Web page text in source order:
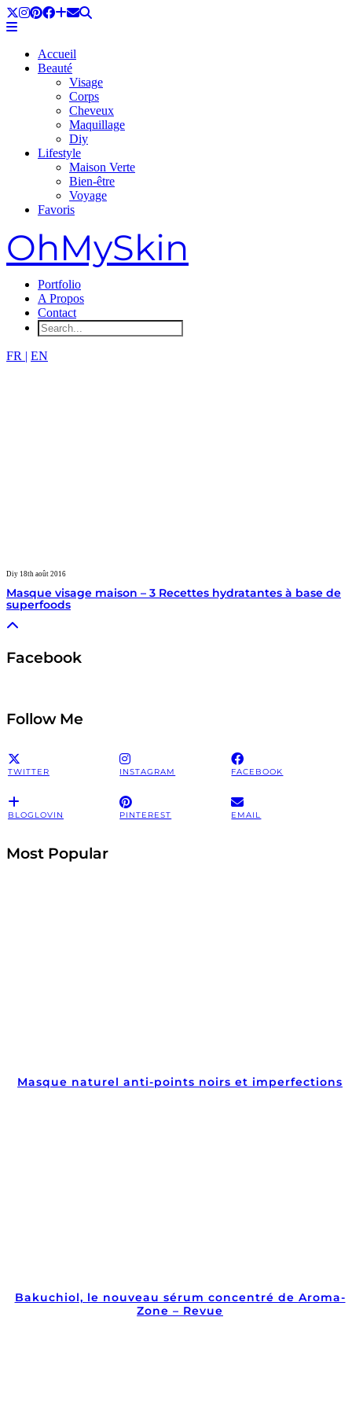
Accueil
Beauté
Visage
Corps
Cheveux
Maquillage
Diy
Lifestyle
Maison Verte
Bien-être
Voyage
Favoris
OhMySkin
Portfolio
A Propos
Contact
FR | EN
Diy 18th août 2016
Masque visage maison – 3 Recettes hydratantes à base de
superfoods
Facebook
Follow Me
TWITTER INSTAGRAM FACEBOOK
BLOGLOVIN PINTEREST EMAIL
Most Popular
Masque naturel anti-points noirs et imperfections
Bakuchiol, le nouveau sérum concentré de Aroma-
Zone – Revue